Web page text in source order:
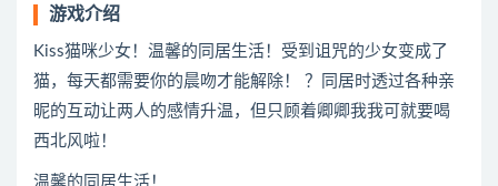
游戏介绍
Kiss猫咪少女！温馨的同居生活！受到诅咒的少女变成了
猫，每天都需要你的晨吻才能解除！ ？同居时透过各种亲
昵的互动让两人的感情升温，但只顾着卿卿我我可就要喝
西北风啦！
温馨的同居生活！